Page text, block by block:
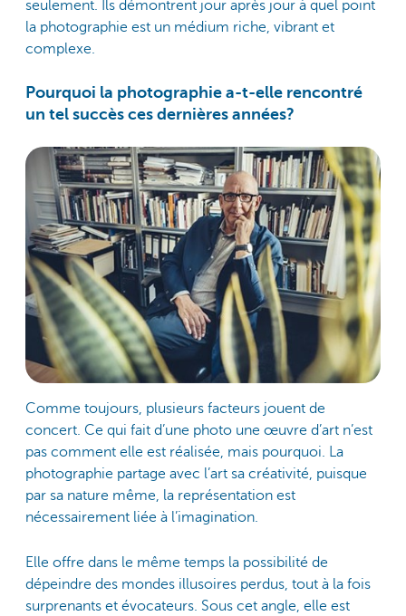
seulement. Ils démontrent jour après jour à quel point
la photographie est un médium riche, vibrant et
complexe.
Pourquoi la photographie a-t-elle rencontré
un tel succès ces dernières années?
Comme toujours, plusieurs facteurs jouent de
concert. Ce qui fait d’une photo une œuvre d’art n’est
pas comment elle est réalisée, mais pourquoi. La
photographie partage avec l’art sa créativité, puisque
par sa nature même, la représentation est
nécessairement liée à l’imagination.
Elle offre dans le même temps la possibilité de
dépeindre des mondes illusoires perdus, tout à la fois
surprenants et évocateurs. Sous cet angle, elle est